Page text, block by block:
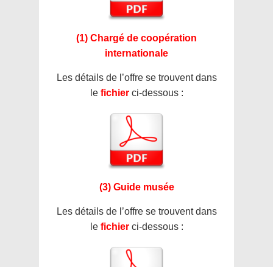
(1) Chargé de coopération
internationale
Les détails de l’offre se trouvent dans
le fichier ci-dessous :
(3) Guide musée
Les détails de l’offre se trouvent dans
le fichier ci-dessous :